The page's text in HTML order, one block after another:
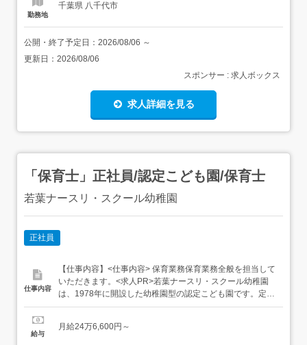
勤務地
千葉県 八千代市
公開・終了予定日： 2026/08/06 ～
更新日： 2026/08/06
スポンサー : 求人ボックス
求人詳細を見る
「保育士」正社員/認定こども園/保育士
若葉ナースリ・スクール幼稚園
正社員
仕事内容
【仕事内容】<仕事内容> 保育業務保育業務全般を担当して
いただきます。<求人PR>若葉ナースリ・スクール幼稚園
は、1978年に開設した幼稚園型の認定こども園です。定員
は100名で、3歳～5歳のお子さまをお預かりしています。
ら働ける環境であることです。当園は有休消化率がほぼ
給与
月給24万6,600円～